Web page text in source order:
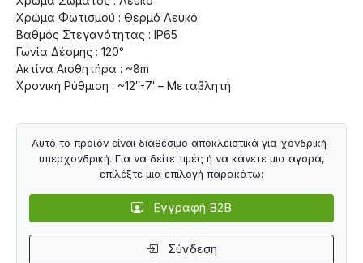
Χρώμα Φωτισμού : Θερμό Λευκό
Βαθμός Στεγανότητας : IP65
Γωνία Δέσμης : 120°
Ακτίνα Αισθητήρα : ~8m
Χρονική Ρύθμιση : ~12″-7′ – Μεταβλητή
Αυτό το προϊόν είναι διαθέσιμο αποκλειστικά για χονδρική-
υπερχονδρική. Για να δείτε τιμές ή να κάνετε μια αγορά,
επιλέξτε μια επιλογή παρακάτω:
Εγγραφή B2B
Σύνδεση